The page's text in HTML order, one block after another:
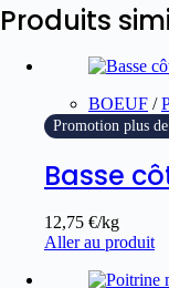
Produits
BOEUF /
Promotion plus
Basse
12,75 €/kg
Aller au produit